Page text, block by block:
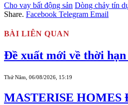
Cho vay bất động sản Dòng chảy tín
Share. Facebook Telegram Email
BÀI LIÊN QUAN
Đề xuất mới về thời
Thứ Năm, 06/08/2026, 15:19
MASTERISE